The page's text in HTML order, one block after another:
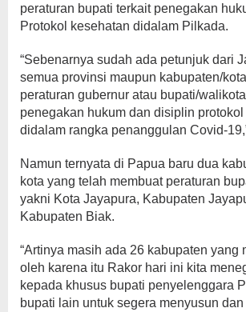
peraturan bupati terkait penegakan
Protokol kesehatan didalam Pilkada.
“Sebenarnya sudah ada petunjuk dari
semua provinsi maupun kabupaten/
peraturan gubernur atau bupati/
penegakan hukum dan disiplin
didalam rangka penanggulan Covid-
Namun ternyata di Papua baru dua
kota yang telah membuat peraturan
yakni Kota Jayapura, Kabupaten
Kabupaten Biak.
“Artinya masih ada 26 kabupaten yang
oleh karena itu Rakor hari ini kita
kepada khusus bupati penyelenggara
bupati lain untuk segera menyusun